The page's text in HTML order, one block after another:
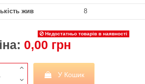
жив 8
Недостатньо товарів в наявності
0,00 грн
У Кошик